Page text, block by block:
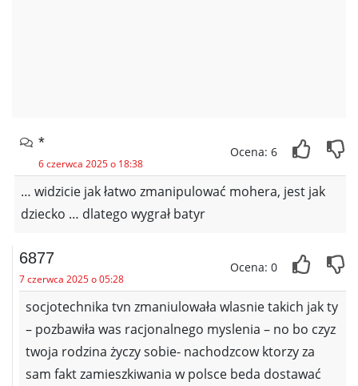
*
6 czerwca 2025 o 18:38
Ocena: 6
… widzicie jak łatwo zmanipulować mohera, jest jak
dziecko … dlatego wygrał batyr
6877
7 czerwca 2025 o 05:28
Ocena: 0
socjotechnika tvn zmaniulowała wlasnie takich jak ty
– pozbawiła was racjonalnego myslenia – no bo czyz
twoja rodzina życzy sobie- nachodzcow ktorzy za
sam fakt zamieszkiwania w polsce beda dostawać